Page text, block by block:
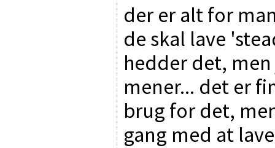
der er alt for
de skal lave
hedder det,
mener... det er
brug for det,
gang med at